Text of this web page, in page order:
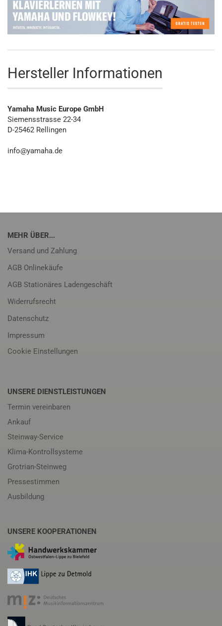
Hersteller Informationen
Yamaha Music Europe GmbH
Siemensstrasse 22-34
D-25462 Rellingen
info@yamaha.de
MEHR ÜBER...
Versand und Zahlung
AGB Onlinekäufe
AGB Stationäres Ladengeschäft
Widerrufsrecht
Datenschutz
Impressum
Cookie Einstellungen
UNSERE DIENSTLEISTUNGEN
Termin vereinbaren
Ankauf
Steinway-Service
Klima-Kontrollsysteme
Grotrian-Steinweg
Pressestimmen
Ausbildung
UNSERE KOOPERATIONEN